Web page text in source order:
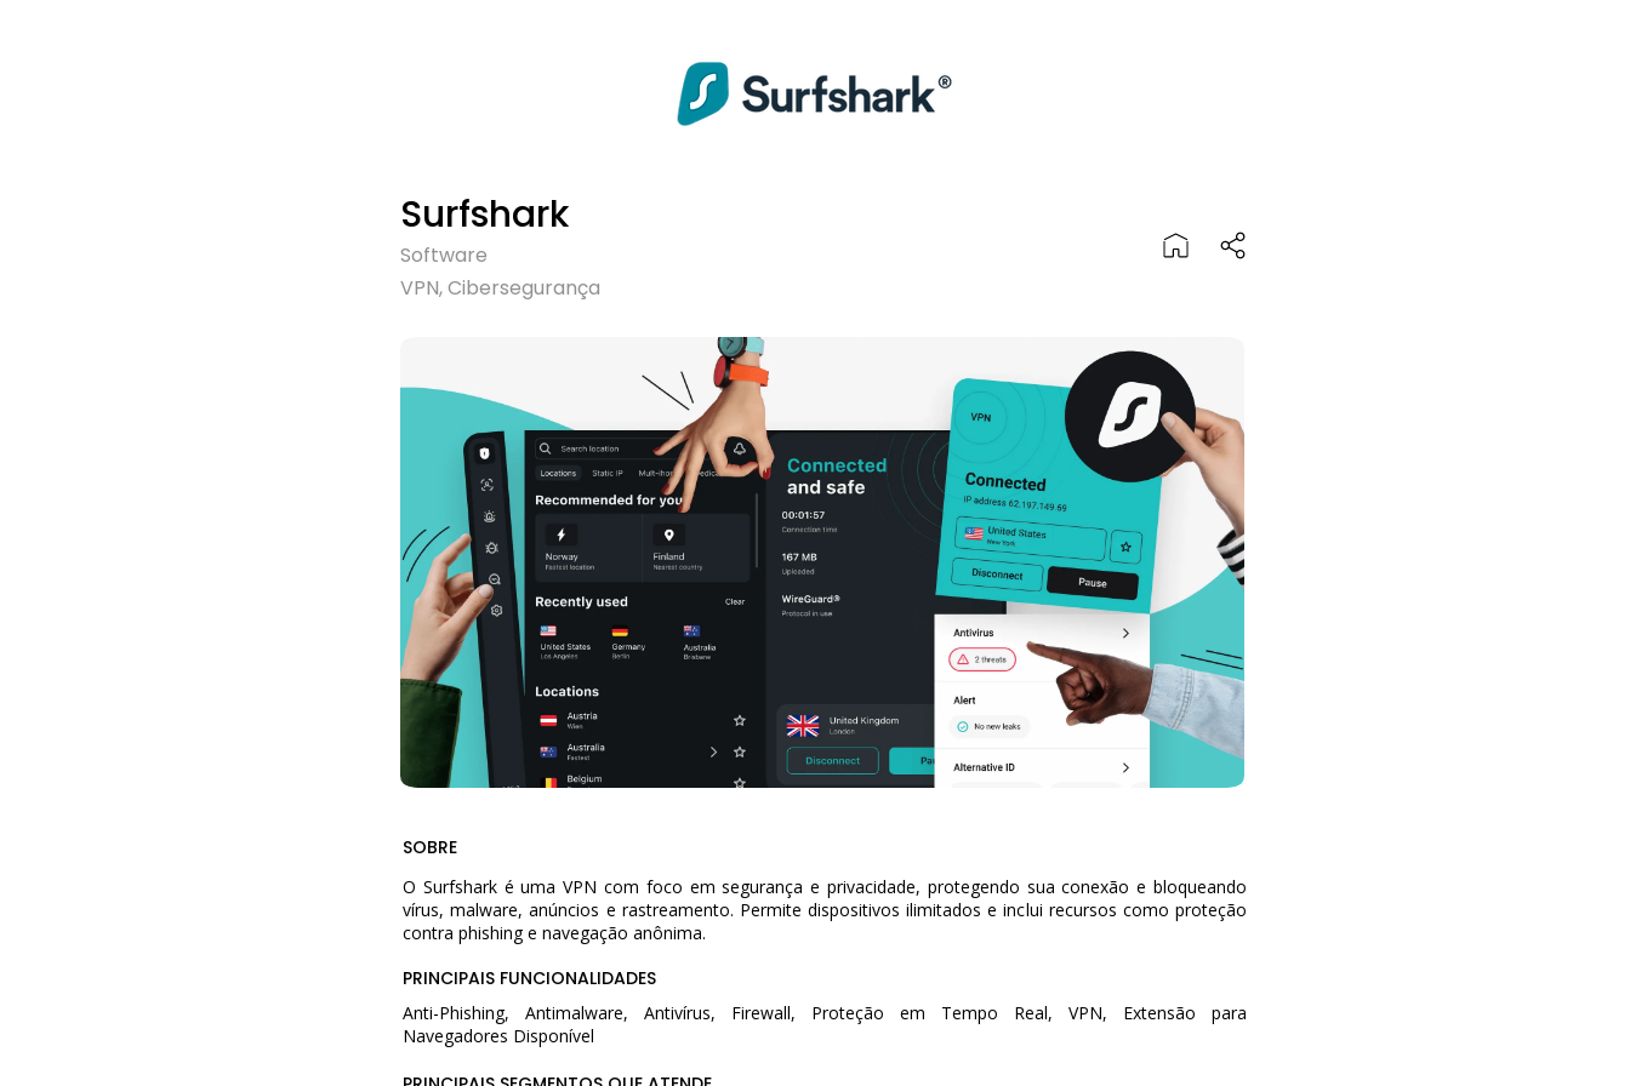
Surfshark
Software
VPN, Cibersegurança
SOBRE
O Surfshark é uma VPN com foco em segurança e privacidade, protegendo sua conexão e bloqueando
vírus, malware, anúncios e rastreamento. Permite dispositivos ilimitados e inclui recursos como proteção
contra phishing e navegação anônima.
PRINCIPAIS FUNCIONALIDADES
Anti-Phishing, Antimalware, Antivírus, Firewall, Proteção em Tempo Real, VPN, Extensão para
Navegadores Disponível